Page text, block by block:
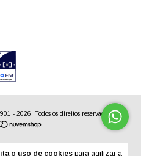
o uso de cookies para agilizar a
- 2026. Todos os direitos reservados.